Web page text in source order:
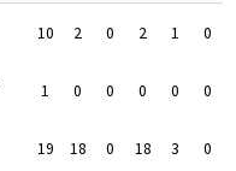
10 2 0 2 1 0
1 0 0 0 0 0
19 18 0 18 3 0